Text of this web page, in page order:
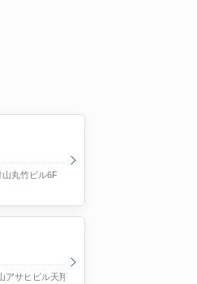
山丸竹ビル6F
アサヒビル天翔オフィス南青山ANNEX地下1階